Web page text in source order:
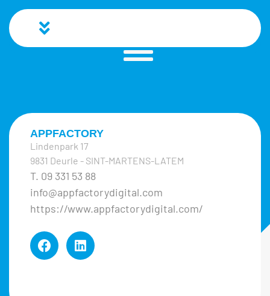
APPFACTORY
Lindenpark 17
9831 Deurle - SINT-MARTENS-LATEM
T. 09 331 53 88
info@appfactorydigital.com
https://www.appfactorydigital.com/